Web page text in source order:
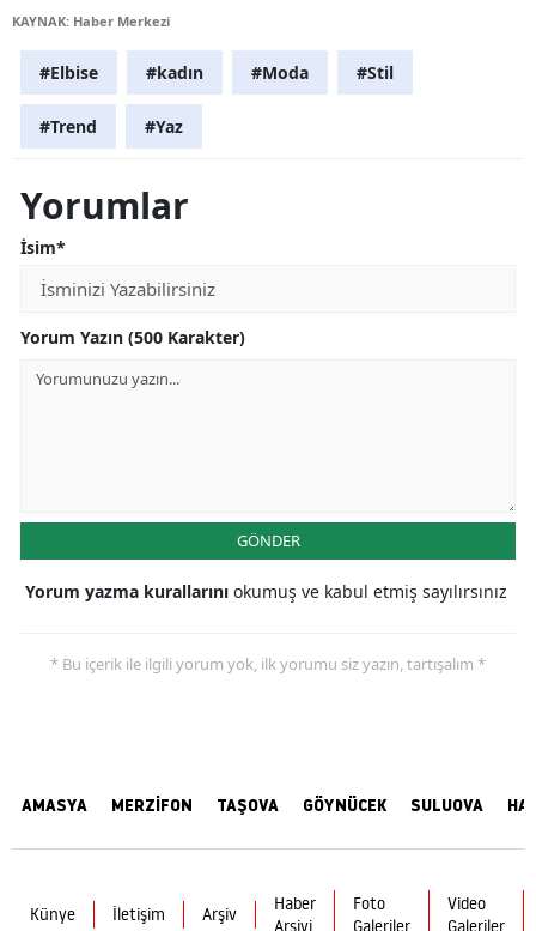
KAYNAK: Haber Merkezi
#Elbise #kadın #Moda #Stil
#Trend #Yaz
Yorumlar
İsim*
Yorum Yazın (500 Karakter)
GÖNDER
Yorum yazma kurallarını okumuş ve kabul etmiş sayılırsınız
* Bu içerik ile ilgili yorum yok, ilk yorumu siz yazın, tartışalım *
AMASYA MERZİFON TAŞOVA GÖYNÜCEK SULUOVA
Künye İletişim Arşiv
Haber
Arşivi
Foto
Galeriler
Video
Galeriler